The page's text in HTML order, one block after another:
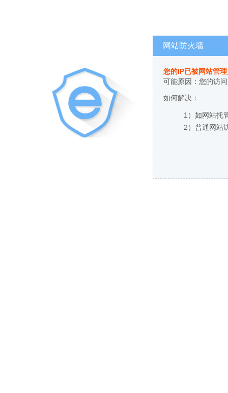
网站防火墙
您的IP已被网站管
可能原因：您的访
如何解决：
1）如网站托
2）普通网站